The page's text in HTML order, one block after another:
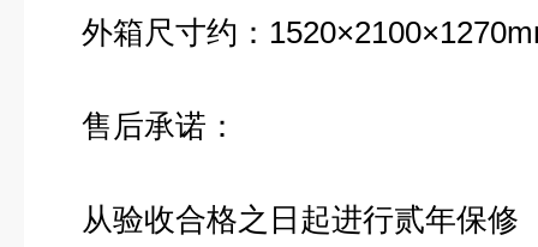
外箱尺寸约：
售后承诺：
从验收合格之日起进行贰年保修